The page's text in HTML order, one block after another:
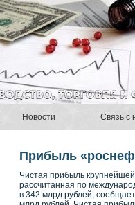
Новости Связь с
Прибыль
Чистая прибыль
рассчитанная по
в 342 млрд рублей,